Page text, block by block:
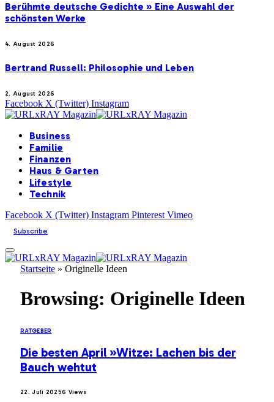
Berühmte deutsche Gedichte » Eine Auswahl der
schönsten Werke
4. August 2026
Bertrand Russell: Philosophie und Leben
2. August 2026
Facebook X (Twitter) Instagram
Business
Familie
Finanzen
Haus & Garten
Lifestyle
Technik
Facebook X (Twitter) Instagram Pinterest Vimeo
Subscribe
Startseite » Originelle Ideen
Browsing: Originelle Ideen
RATGEBER
Die besten April »Witze: Lachen bis der
Bauch wehtut
22. Juli 20256 Views